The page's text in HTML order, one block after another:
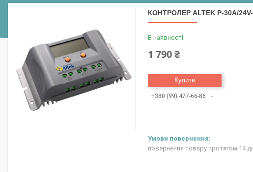
КОНТРОЛЕР ALTEK P-30А/
В наявності
1 790 ₴
Купити
+380 (99) 477-66-86
повернення товару протягом 14